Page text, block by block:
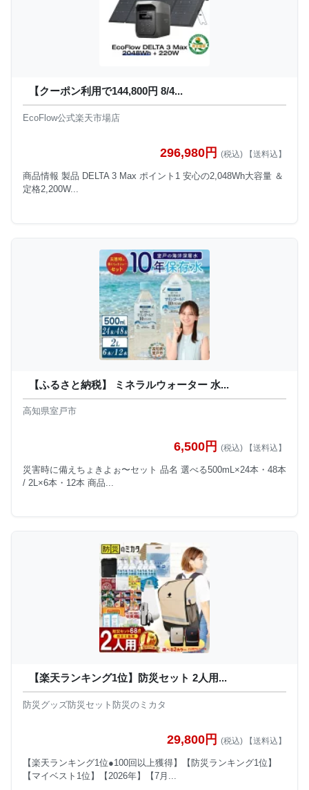
【クーポン利用で144,800円 8/4...
EcoFlow公式楽天市場店
296,980円 (税込) 【送料込】
商品情報 製品 DELTA 3 Max ポイント1 安心の2,048Wh大容量 ＆
定格2,200W...
【ふるさと納税】 ミネラルウォーター 水...
高知県室戸市
6,500円 (税込) 【送料込】
災害時に備えちょきよぉ〜セット 品名 選べる500mL×24本・48本
/ 2L×6本・12本 商品...
【楽天ランキング1位】防災セット 2人用...
防災グッズ防災セット防災のミカタ
29,800円 (税込) 【送料込】
【楽天ランキング1位●100回以上獲得】【防災ランキング1位】
【マイベスト1位】【2026年】【7月...